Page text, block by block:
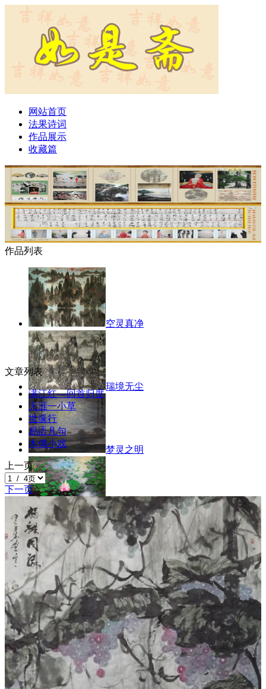
网站首页
法果诗词
作品展示
收藏篇
作品列表
空灵真净
瑞境无尘
梦灵之明
天香之生68x133cm
福临瑞境90x246cm
天香之行
文章列表
满江红—回首归度
天涯一小草
世缘行
易语凡句
木偶小戏
上一页
下一页